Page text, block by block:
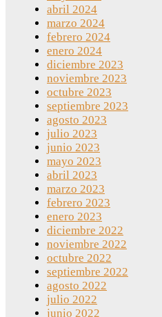
abril 2024
marzo 2024
febrero 2024
enero 2024
diciembre 2023
noviembre 2023
octubre 2023
septiembre 2023
agosto 2023
julio 2023
junio 2023
mayo 2023
abril 2023
marzo 2023
febrero 2023
enero 2023
diciembre 2022
noviembre 2022
octubre 2022
septiembre 2022
agosto 2022
julio 2022
junio 2022